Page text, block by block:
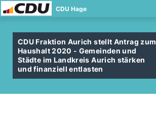
CDU Hage
CDU Fraktion Aurich stellt Antrag zum
Haushalt 2020 - Gemeinden und
Städte im Landkreis Aurich stärken
und finanziell entlasten